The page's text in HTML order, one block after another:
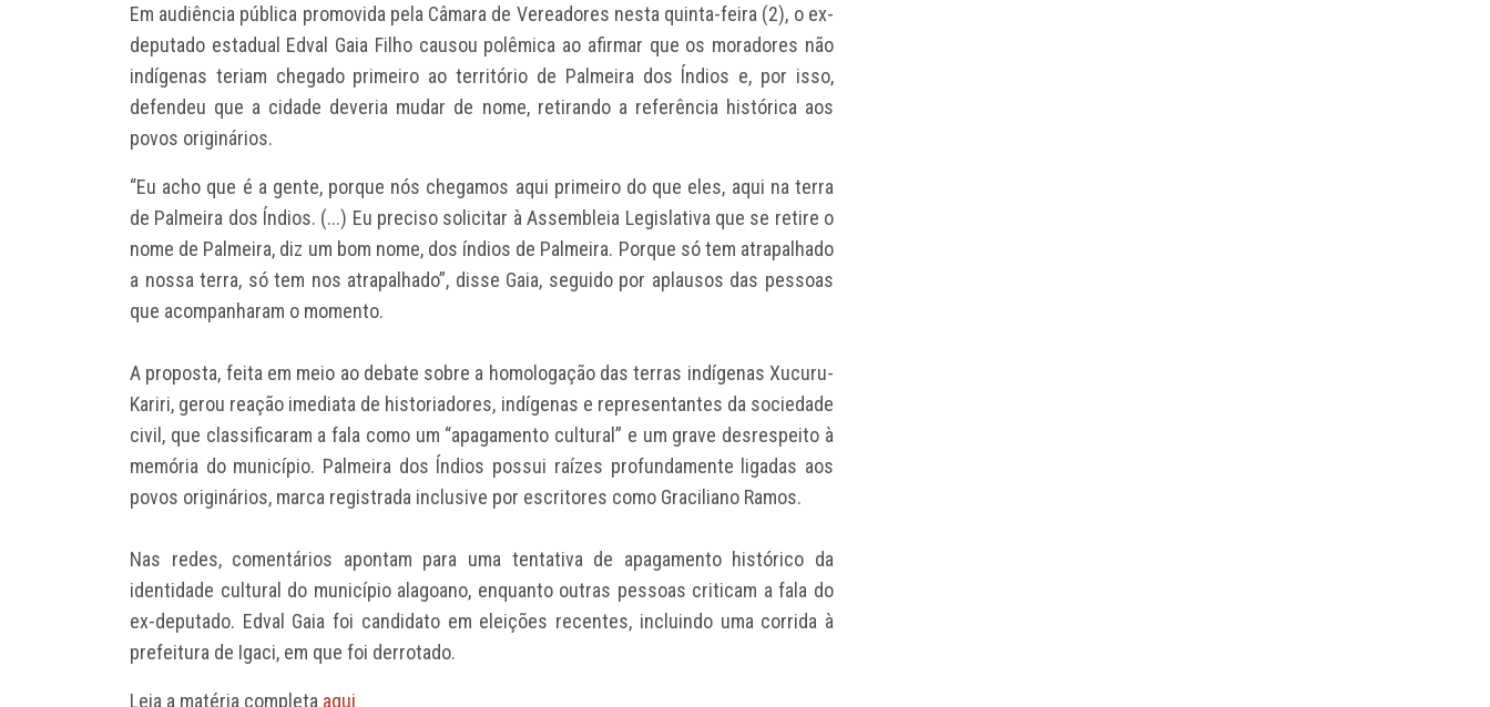
Em audiência pública promovida pela Câmara de Vereadores nesta quinta-feira (2), o ex-
deputado estadual Edval Gaia Filho causou polêmica ao afirmar que os moradores não
indígenas teriam chegado primeiro ao território de Palmeira dos Índios e, por isso,
defendeu que a cidade deveria mudar de nome, retirando a referência histórica aos
povos originários.
“Eu acho que é a gente, porque nós chegamos aqui primeiro do que eles, aqui na terra
de Palmeira dos Índios. (...) Eu preciso solicitar à Assembleia Legislativa que se retire o
nome de Palmeira, diz um bom nome, dos índios de Palmeira. Porque só tem atrapalhado
a nossa terra, só tem nos atrapalhado”, disse Gaia, seguido por aplausos das pessoas
que acompanharam o momento.
A proposta, feita em meio ao debate sobre a homologação das terras indígenas Xucuru-
Kariri, gerou reação imediata de historiadores, indígenas e representantes da sociedade
civil, que classificaram a fala como um “apagamento cultural” e um grave desrespeito à
memória do município. Palmeira dos Índios possui raízes profundamente ligadas aos
povos originários, marca registrada inclusive por escritores como Graciliano Ramos.
Nas redes, comentários apontam para uma tentativa de apagamento histórico da
identidade cultural do município alagoano, enquanto outras pessoas criticam a fala do
ex-deputado. Edval Gaia foi candidato em eleições recentes, incluindo uma corrida à
prefeitura de Igaci, em que foi derrotado.
Leia a matéria completa aqui